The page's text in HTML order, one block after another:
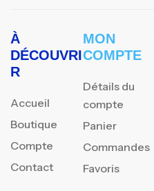
À
DÉCOUVRI
R
Accueil
Boutique
Compte
Contact
MON
COMPTE
Détails du
compte
Panier
Commandes
Favoris